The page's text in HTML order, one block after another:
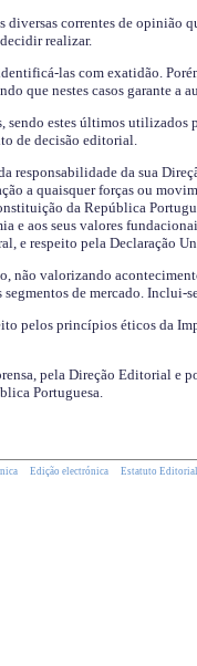
correntes de opinião
realizar.
las com exatidão.
que nestes casos garante a
estes últimos utilizados
de decisão editorial.
responsabilidade da sua
a quaisquer forças ou
da República
e aos seus valores
e respeito pela Declaração
não valorizando
segmentos de mercado.
pelos princípios éticos da
pela Direção Editorial e
Portuguesa.
Edição electrónica Estatuto Editorial